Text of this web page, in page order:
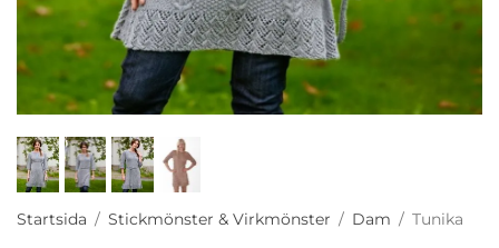
Startsida / Stickmönster & Virkmönster / Dam / Tunika